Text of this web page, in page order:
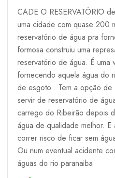
CADE O RESERVATÓRIO
uma cidade com quase 200
reservatório de água pra
formosa construiu uma
reservatório de água. É uma
fornecendo aquela água do
de esgoto . Tem a opção de
servir de reservatório de
carrego do Ribeirão depois
água de qualidade melhor.
correr risco de ficar sem
Ou num eventual acidente
águas do rio paranaiba